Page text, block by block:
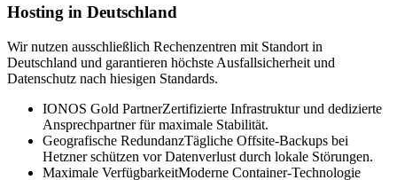
Hosting in Deutschland
Wir nutzen ausschließlich Rechenzentren mit Standort in
Deutschland und garantieren höchste Ausfallsicherheit und
Datenschutz nach hiesigen Standards.
IONOS Gold PartnerZertifizierte Infrastruktur und dedizierte
Ansprechpartner für maximale Stabilität.
Geografische RedundanzTägliche Offsite-Backups bei
Hetzner schützen vor Datenverlust durch lokale Störungen.
Maximale VerfügbarkeitModerne Container-Technologie